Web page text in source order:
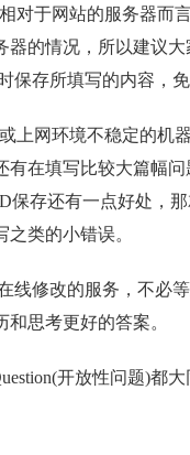
对于网站的服务器而
器的情况，所以建议
保存所填写的内容，免
上网环境不稳定的机
有在填写比较大篇幅
保存还有一点好处，
类的小错误。
线修改的服务，不必
思考更好的答案。
开放性问题)都